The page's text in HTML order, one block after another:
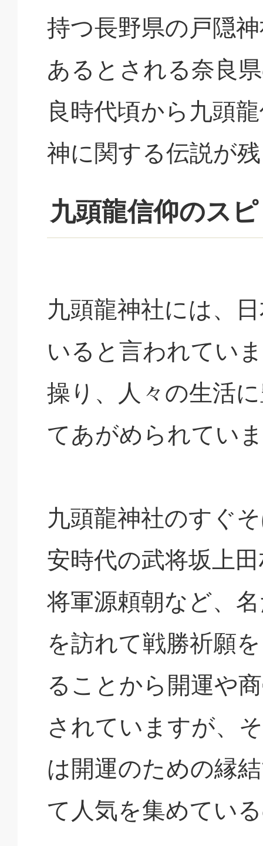
持つ長野県の戸隠
あるとされる奈良
良時代頃から九頭
神に関する伝説が
九頭龍信仰のス
九頭龍神社には、
いると言われてい
操り、人々の生活
てあがめられてい
九頭龍神社のすぐ
安時代の武将坂上
将軍源頼朝など、
を訪れて戦勝祈願
ることから開運や
されていますが、
は開運のための縁
て人気を集めてい